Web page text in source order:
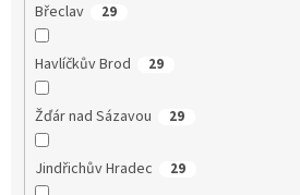
Břeclav 29
Havlíčkův Brod 29
Žďár nad Sázavou 29
Jindřichův Hradec 29